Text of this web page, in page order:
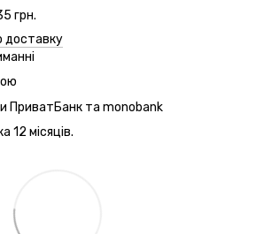
грн.
доставку
ПриватБанк та monobank
12 місяців.